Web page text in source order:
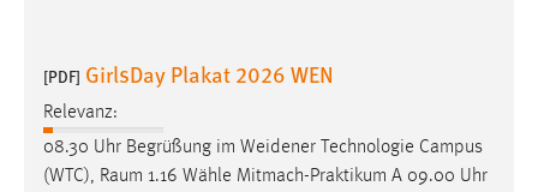
[PDF] GirlsDay Plakat 2026 WEN
Relevanz:
08.30 Uhr Begrüßung im Weidener Technologie Campus
(WTC), Raum 1.16 Wähle Mitmach-Praktikum A 09.00 Uhr